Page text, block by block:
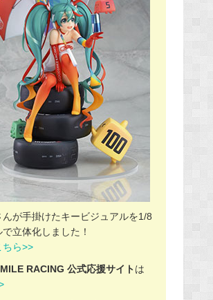
んが手掛けたキービジュアルを1/8
で立体化しました！
ちら>>
RACING 公式応援サイトは